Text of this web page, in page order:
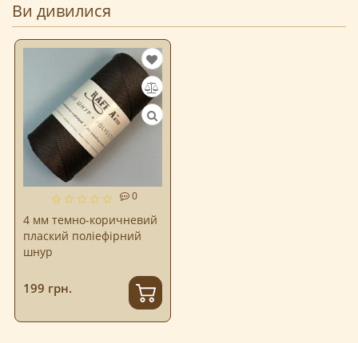
Ви дивилися
0
4 мм темно-коричневий
плаский поліефірний
шнур
199 грн.